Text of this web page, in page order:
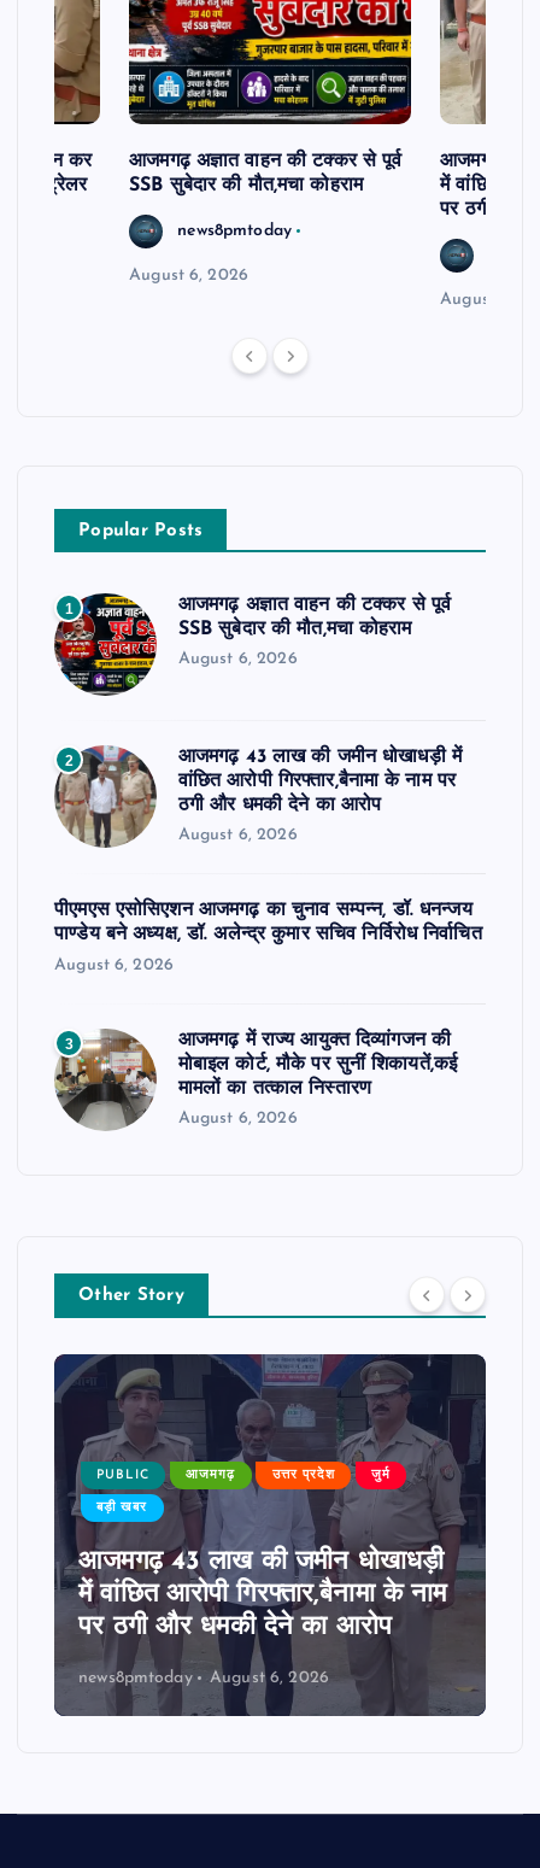
से दर्शन कर
खड़े ट्रेलर
आजमगढ़ अज्ञात वाहन की टक्कर से पूर्व
SSB सुबेदार की मौत,मचा कोहराम
news8pmtoday
August 6, 2026
आजमगढ़ 43
में वांछित
पर ठगी और
August 6,
Popular Posts
1
आजमगढ़ अज्ञात वाहन की टक्कर से पूर्व
SSB सुबेदार की मौत,मचा कोहराम
August 6, 2026
2
आजमगढ़ 43 लाख की जमीन धोखाधड़ी में
वांछित आरोपी गिरफ्तार,बैनामा के नाम पर
ठगी और धमकी देने का आरोप
August 6, 2026
पीएमएस एसोसिएशन आजमगढ़ का चुनाव सम्पन्न, डॉ. धनन्जय
पाण्डेय बने अध्यक्ष, डॉ. अलेन्द्र कुमार सचिव निर्विरोध निर्वाचित
August 6, 2026
3
आजमगढ़ में राज्य आयुक्त दिव्यांगजन की
मोबाइल कोर्ट, मौके पर सुनीं शिकायतें,कई
मामलों का तत्काल निस्तारण
August 6, 2026
Other Story
PUBLIC आजमगढ़ उत्तर प्रदेश जुर्म
बड़ी खबर
आजमगढ़ 43 लाख की जमीन धोखाधड़ी
में वांछित आरोपी गिरफ्तार,बैनामा के नाम
पर ठगी और धमकी देने का आरोप
news8pmtoday August 6, 2026